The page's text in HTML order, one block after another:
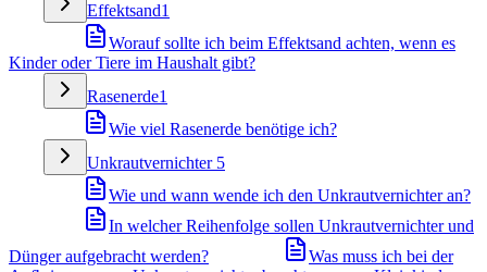
Effektsand1
Worauf sollte ich beim Effektsand achten, wenn es
Kinder oder Tiere im Haushalt gibt?
Rasenerde1
Wie viel Rasenerde benötige ich?
Unkrautvernichter 5
Wie und wann wende ich den Unkrautvernichter an?
In welcher Reihenfolge sollen Unkrautvernichter und
Dünger aufgebracht werden?
Was muss ich bei der